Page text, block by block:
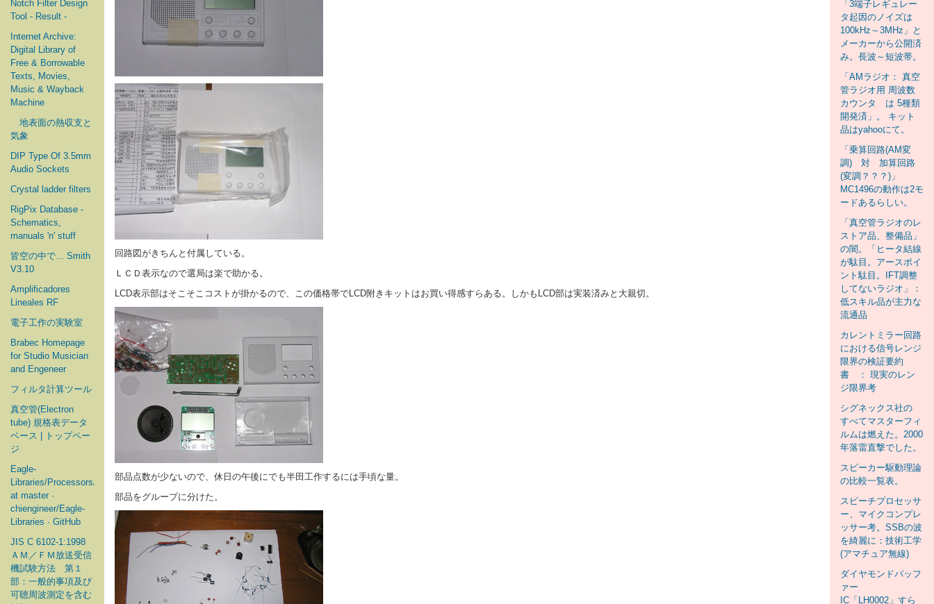
Notch Filter Design
Tool - Result -
Internet Archive:
Digital Library of
Free & Borrowable
Texts, Movies,
Music & Wayback
Machine
地表面の熱収支と
気象
DIP Type Of 3.5mm
Audio Sockets
Crystal ladder filters
RigPix Database -
Schematics,
manuals 'n' stuff
皆空の中で... Smith
V3.10
Amplificadores
Lineales RF
電子工作の実験室
Brabec Homepage
for Studio Musician
and Engeneer
フィルタ計算ツール
真空管(Electron
tube) 規格表データ
ベース | トップペー
ジ
Eagle-
Libraries/Processors/Microchip
at master ·
chiengineer/Eagle-
Libraries · GitHub
JIS C 6102-1:1998
ＡＭ／ＦＭ放送受信
機試験方法 第１
部：一般的事項及び
可聴周波測定を含む
回路図がきちんと付属している。
ＬＣＤ表示なので選局は楽で助かる。
LCD表示部はそこそこコストが掛かるので、この価格帯でLCD附きキットはお買い得感すらある。しかもLCD部は実装済みと大親切。
部品点数が少ないので、休日の午後にでも半田工作するには手頃な量。
部品をグループに分けた。
「3端子レギュレー
タ起因のノイズは
100kHz～3MHz」と
メーカーから公開済
み。長波～短波帯。
「AMラジオ： 真空
管ラジオ用 周波数
カウンタ は 5種類
開発済」。 キット
品はyahooにて。
「乗算回路(AM変
調) 対 加算回路
(変調？？？)」
MC1496の動作は2モ
ードあるらしい。
「真空管ラジオのレ
ストア品、整備品」
の闇。「ヒータ結線
が駄目。アースポイ
ント駄目。IFT調整
してないラジオ」：
低スキル品が主力な
流通品
カレントミラー回路
における信号レンジ
限界の検証要約
書 ： 現実のレン
ジ限界考
シグネックス社の
すべてマスターフィ
ルムは燃えた。2000
年落雷直撃でした。
スピーカー駆動理論
の比較一覧表。
スピーチプロセッサ
ー、マイクコンプレ
ッサー考。SSBの波
を綺麗に：技術工学
(アマチュア無線)
ダイヤモンドバッフ
ァー
IC「LH0002」すら